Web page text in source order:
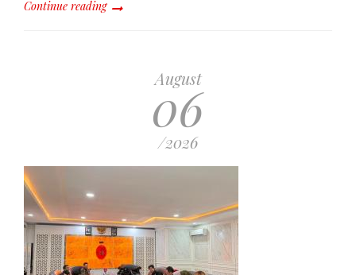
Continue reading
August
06
/2026